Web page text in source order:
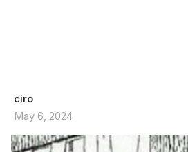
ciro
May 6, 2024